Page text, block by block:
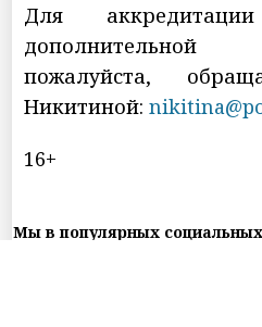
Для
пожалуйста,
Никитиной:
16+
Мы в популярных